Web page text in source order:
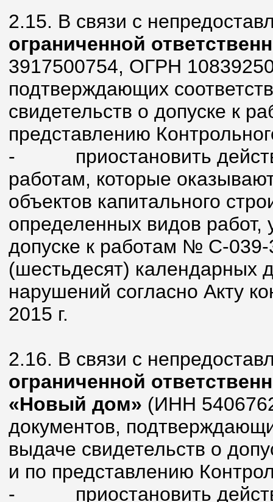
2.15. В связи с
ограниченной
3917500754, ОГРН
подтверждающих
свидетельств о допуске к
представлению
-
приостановить
работам, которые
объектов капитального
определенных видов работ,
допуске к работам № С-
(шестьдесят) календарных
нарушений согласно Акту
2015 г.
2.16. В связи с
ограниченной
«Новый дом» (ИНН
документов,
выдаче свидетельств о
и по представлению
-
приостановить